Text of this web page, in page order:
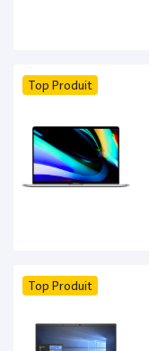
Top Produit
Top Produit